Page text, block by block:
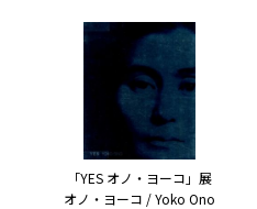
「YES オノ・ヨーコ」展
オノ・ヨーコ / Yoko Ono